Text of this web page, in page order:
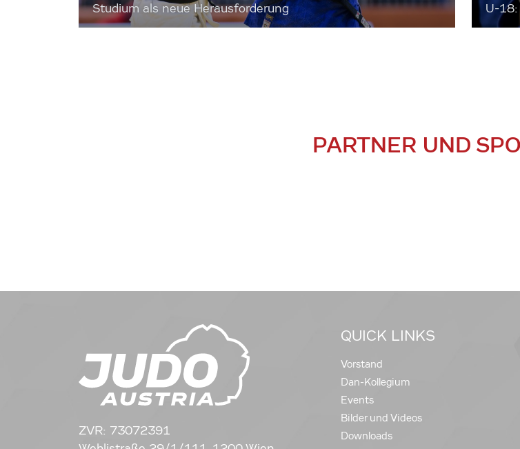
Studium als neue Herausforderung U-
PARTNER UND
ZVR: 73072391
QUICK LINKS
Vorstand
Dan-Kollegium
Events
Bilder und Videos
Downloads